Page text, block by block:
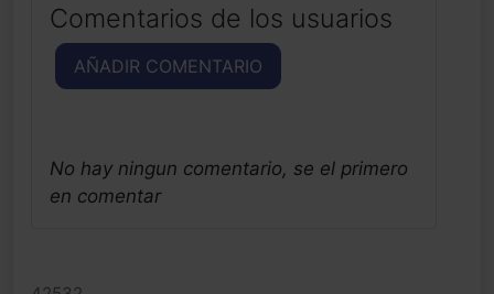
Comentarios de los usuarios
AÑADIR COMENTARIO
No hay ningun comentario, se el primero
en comentar